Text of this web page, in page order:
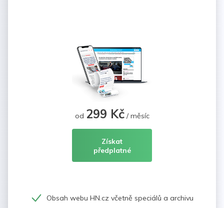
od 299 Kč/ měsíc
Získat
předplatné
Obsah webu HN.cz včetně speciálů a archivu